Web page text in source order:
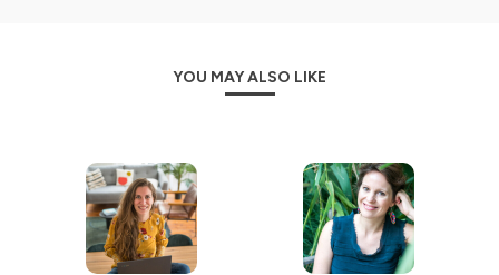
YOU MAY ALSO LIKE